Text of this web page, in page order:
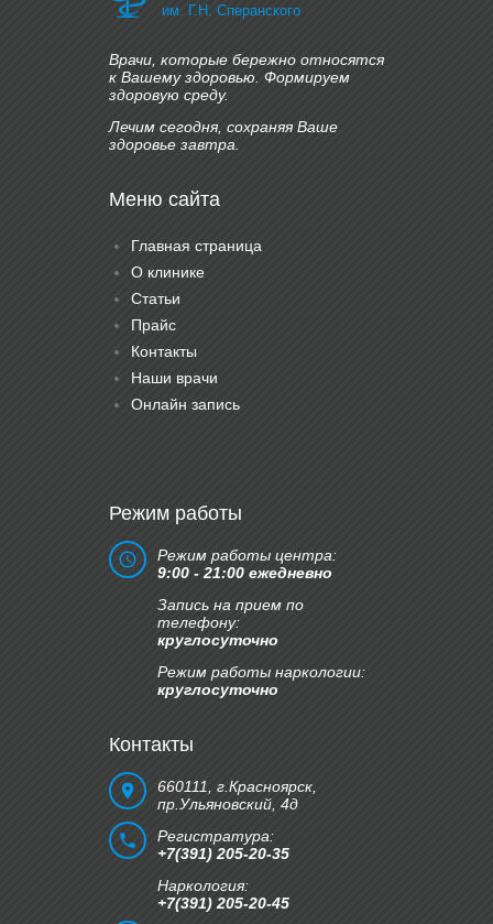
им. Г.Н. Сперанского
Врачи, которые бережно относятся
к Вашему здоровью. Формируем
здоровую среду.
Лечим сегодня, сохраняя Ваше
здоровье завтра.
Меню сайта
Главная страница
О клинике
Статьи
Прайс
Контакты
Наши врачи
Онлайн запись
Режим работы
Режим работы центра:
9:00 - 21:00 ежедневно
Запись на прием по
телефону:
круглосуточно
Режим работы наркологии:
круглосуточно
Контакты
660111, г.Красноярск,
пр.Ульяновский, 4д
Регистратура:
+7(391) 205-20-35
Наркология:
+7(391) 205-20-45